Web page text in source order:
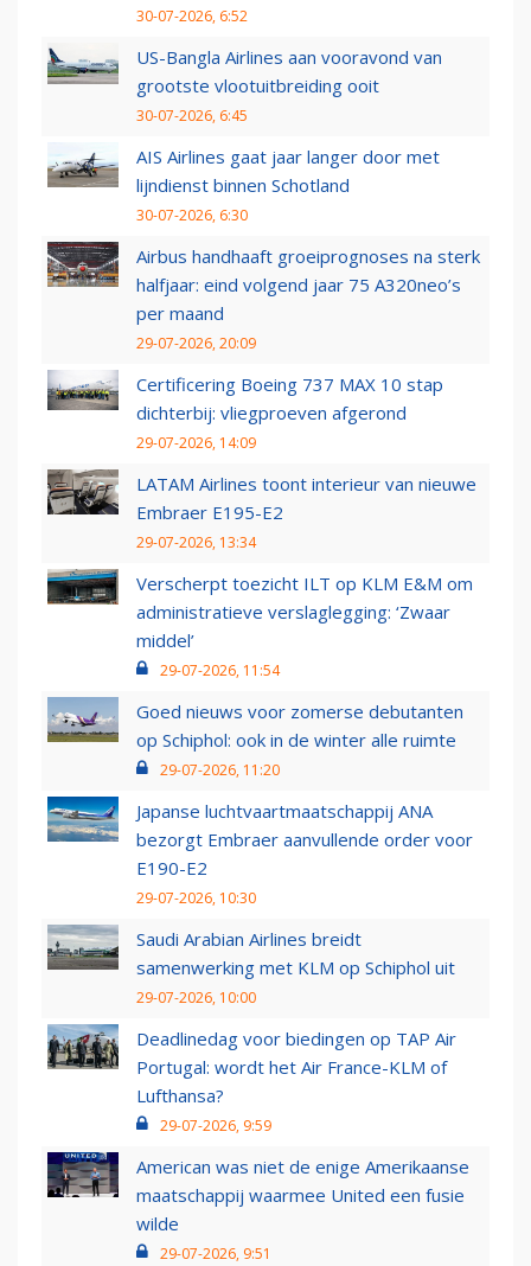
30-07-2026, 6:52
US-Bangla Airlines aan vooravond van
grootste vlootuitbreiding ooit
30-07-2026, 6:45
AIS Airlines gaat jaar langer door met
lijndienst binnen Schotland
30-07-2026, 6:30
Airbus handhaaft groeiprognoses na sterk
halfjaar: eind volgend jaar 75 A320neo’s
per maand
29-07-2026, 20:09
Certificering Boeing 737 MAX 10 stap
dichterbij: vliegproeven afgerond
29-07-2026, 14:09
LATAM Airlines toont interieur van nieuwe
Embraer E195-E2
29-07-2026, 13:34
Verscherpt toezicht ILT op KLM E&M om
administratieve verslaglegging: ‘Zwaar
middel’
29-07-2026, 11:54
Goed nieuws voor zomerse debutanten
op Schiphol: ook in de winter alle ruimte
29-07-2026, 11:20
Japanse luchtvaartmaatschappij ANA
bezorgt Embraer aanvullende order voor
E190-E2
29-07-2026, 10:30
Saudi Arabian Airlines breidt
samenwerking met KLM op Schiphol uit
29-07-2026, 10:00
Deadlinedag voor biedingen op TAP Air
Portugal: wordt het Air France-KLM of
Lufthansa?
29-07-2026, 9:59
American was niet de enige Amerikaanse
maatschappij waarmee United een fusie
wilde
29-07-2026, 9:51